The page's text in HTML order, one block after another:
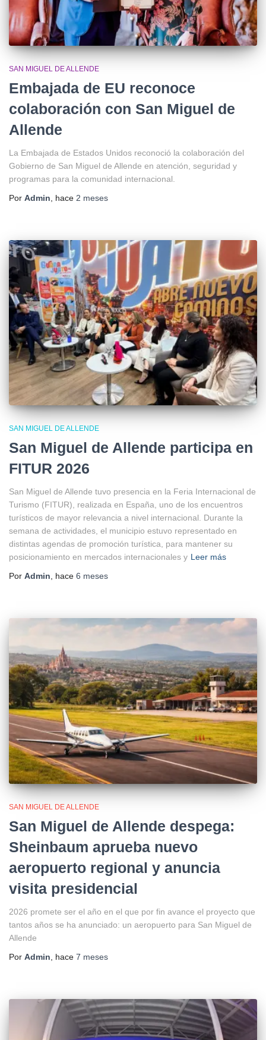
SAN MIGUEL DE ALLENDE
Embajada de EU reconoce
colaboración con San Miguel de
Allende
La Embajada de Estados Unidos reconoció la colaboración del
Gobierno de San Miguel de Allende en atención, seguridad y
programas para la comunidad internacional.
Por Admin , hace 2 meses
SAN MIGUEL DE ALLENDE
San Miguel de Allende participa en
FITUR 2026
San Miguel de Allende tuvo presencia en la Feria Internacional de
Turismo (FITUR), realizada en España, uno de los encuentros
turísticos de mayor relevancia a nivel internacional. Durante la
semana de actividades, el municipio estuvo representado en
distintas agendas de promoción turística, para mantener su
posicionamiento en mercados internacionales y Leer más
Por Admin, hace 6 meses
SAN MIGUEL DE ALLENDE
San Miguel de Allende despega:
Sheinbaum aprueba nuevo
aeropuerto regional y anuncia
visita presidencial
2026 promete ser el año en el que por fin avance el proyecto que
tantos años se ha anunciado: un aeropuerto para San Miguel de
Allende
Por Admin , hace 7 meses